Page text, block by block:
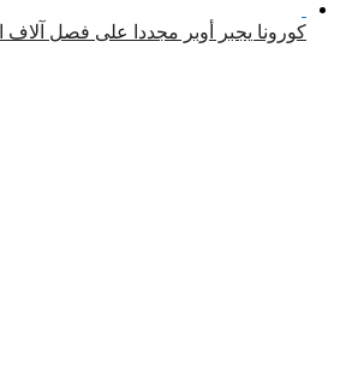
كورونا يجبر أوبر مجددا على فصل آلاف